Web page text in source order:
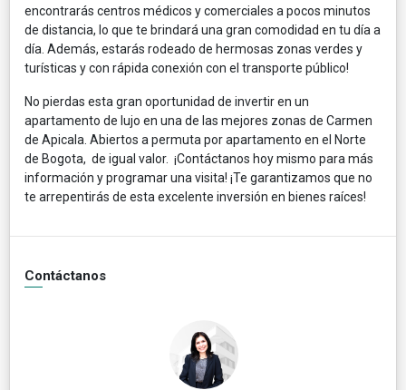
encontrarás centros médicos y comerciales a pocos minutos
de distancia, lo que te brindará una gran comodidad en tu día a
día. Además, estarás rodeado de hermosas zonas verdes y
turísticas y con rápida conexión con el transporte público!
No pierdas esta gran oportunidad de invertir en un
apartamento de lujo en una de las mejores zonas de Carmen
de Apicala. Abiertos a permuta por apartamento en el Norte
de Bogota, de igual valor. ¡Contáctanos hoy mismo para más
información y programar una visita! ¡Te garantizamos que no
te arrepentirás de esta excelente inversión en bienes raíces!
Contáctanos